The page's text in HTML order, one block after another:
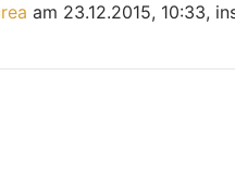
am 23.12.2015, 10:33,